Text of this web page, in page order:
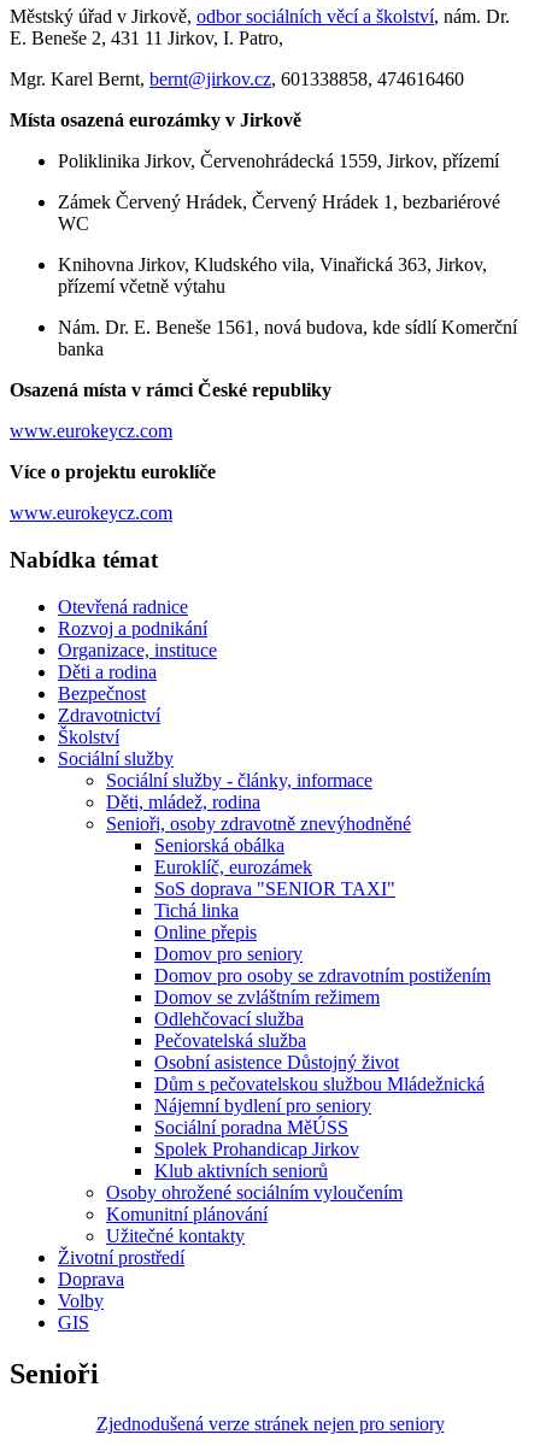
Městský úřad v Jirkově, odbor sociálních věcí a školství, nám. Dr.
E. Beneše 2, 431 11 Jirkov, I. Patro,
Mgr. Karel Bernt, bernt@jirkov.cz, 601338858, 474616460
Místa osazená eurozámky v Jirkově
Poliklinika Jirkov, Červenohrádecká 1559, Jirkov, přízemí
Zámek Červený Hrádek, Červený Hrádek 1, bezbariérové
WC
Knihovna Jirkov, Kludského vila, Vinařická 363, Jirkov,
přízemí včetně výtahu
Nám. Dr. E. Beneše 1561, nová budova, kde sídlí Komerční
banka
Osazená místa v rámci České republiky
www.eurokeycz.com
Více o projektu euroklíče
www.eurokeycz.com
Nabídka témat
Otevřená radnice
Rozvoj a podnikání
Organizace, instituce
Děti a rodina
Bezpečnost
Zdravotnictví
Školství
Sociální služby
Sociální služby - články, informace
Děti, mládež, rodina
Senioři, osoby zdravotně znevýhodněné
Seniorská obálka
Euroklíč, eurozámek
SoS doprava "SENIOR TAXI"
Tichá linka
Online přepis
Domov pro seniory
Domov pro osoby se zdravotním postižením
Domov se zvláštním režimem
Odlehčovací služba
Pečovatelská služba
Osobní asistence Důstojný život
Dům s pečovatelskou službou Mládežnická
Nájemní bydlení pro seniory
Sociální poradna MěÚSS
Spolek Prohandicap Jirkov
Klub aktivních seniorů
Osoby ohrožené sociálním vyloučením
Komunitní plánování
Užitečné kontakty
Životní prostředí
Doprava
Volby
GIS
Senioři
Zjednodušená verze stránek nejen pro seniory